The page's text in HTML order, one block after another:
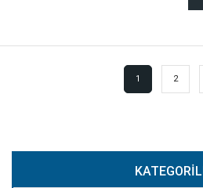
1 2